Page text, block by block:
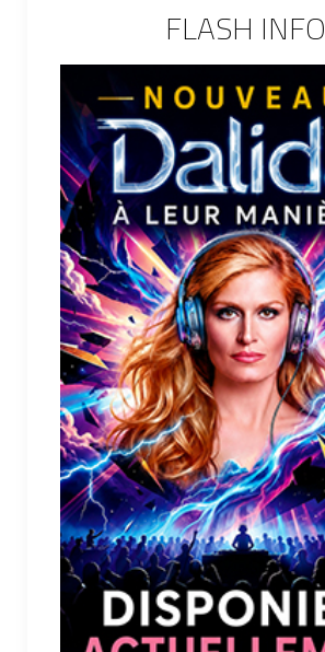
FLASH INFO